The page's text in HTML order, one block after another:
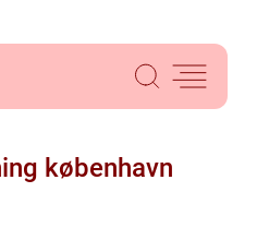
københavn